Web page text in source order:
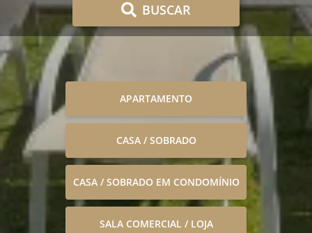
BUSCAR
APARTAMENTO
CASA / SOBRADO
CASA / SOBRADO EM CONDOMÍNIO
SALA COMERCIAL / LOJA